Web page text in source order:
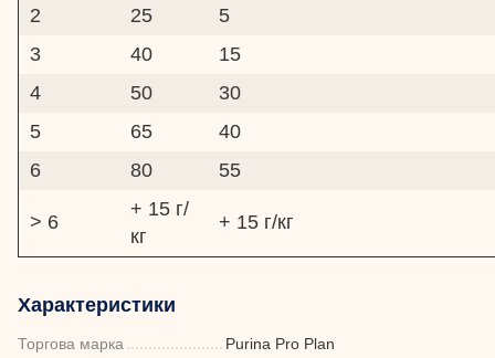
2
25
5
3
40
15
4
50
30
5
65
40
6
80 55
> 6
+ 15 г/
кг
+ 15 г/кг
Характеристики
Торгова марка Purina Pro Plan